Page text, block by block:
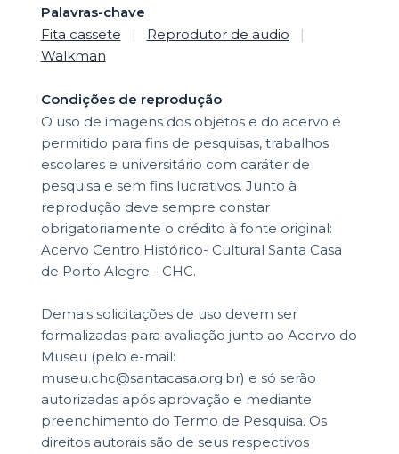
Palavras-chave
Fita cassete
| Reprodutor de audio
|
Walkman
Condições de reprodução
O uso de imagens dos objetos e do acervo é
permitido para fins de pesquisas, trabalhos
escolares e universitário com caráter de
pesquisa e sem fins lucrativos. Junto à
reprodução deve sempre constar
obrigatoriamente o crédito à fonte original:
Acervo Centro Histórico- Cultural Santa Casa
de Porto Alegre - CHC.
Demais solicitações de uso devem ser
formalizadas para avaliação junto ao Acervo do
Museu (pelo e-mail:
museu.chc@santacasa.org.br) e só serão
autorizadas após aprovação e mediante
preenchimento do Termo de Pesquisa. Os
direitos autorais são de seus respectivos